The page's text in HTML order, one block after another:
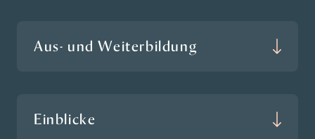
Aus- und Weiterbildung
Einblicke